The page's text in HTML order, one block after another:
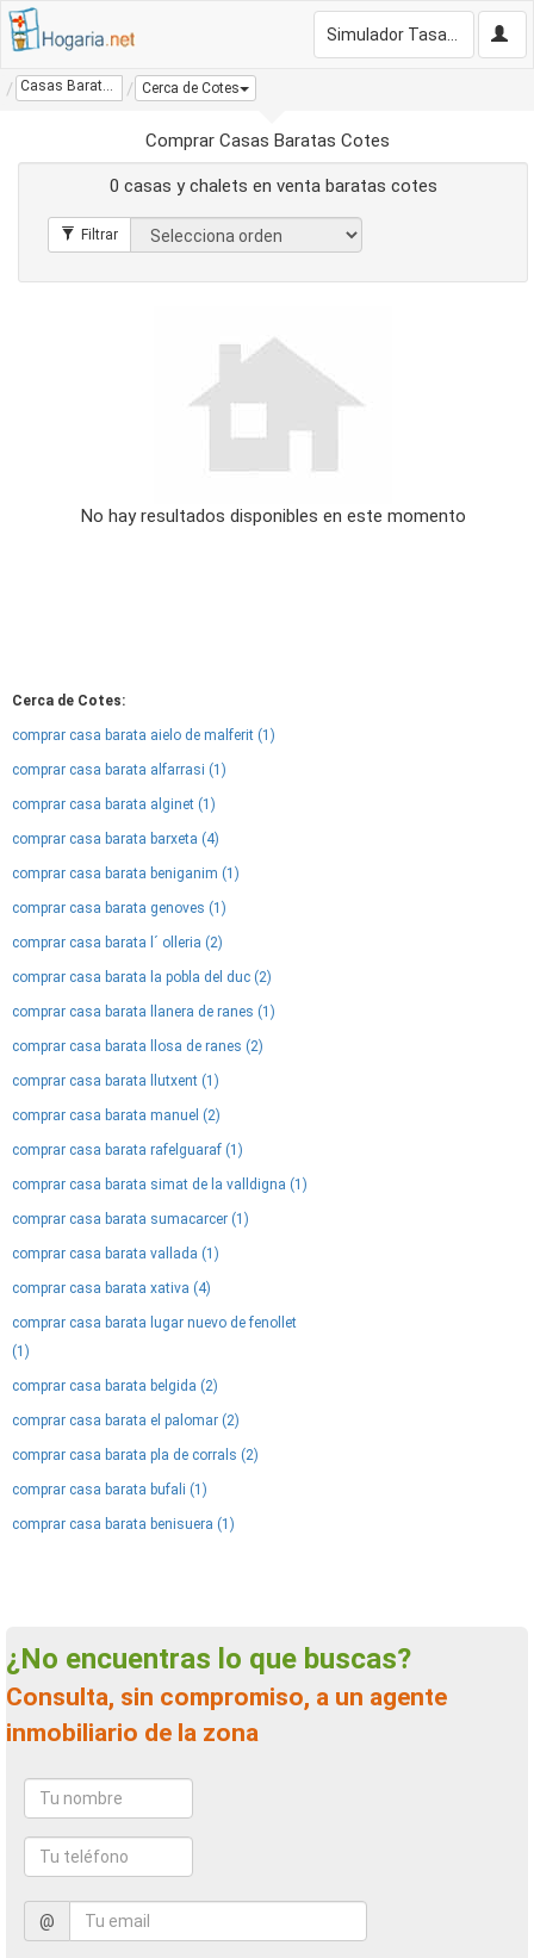
Casas Baratas Cotes Cerca de Cotes
Comprar Casas Baratas Cotes
0 casas y chalets en venta baratas cotes
No hay resultados disponibles en este momento
Cerca de Cotes:
comprar casa barata aielo de malferit (1)
comprar casa barata alfarrasi (1)
comprar casa barata alginet (1)
comprar casa barata barxeta (4)
comprar casa barata beniganim (1)
comprar casa barata genoves (1)
comprar casa barata l´ olleria (2)
comprar casa barata la pobla del duc (2)
comprar casa barata llanera de ranes (1)
comprar casa barata llosa de ranes (2)
comprar casa barata llutxent (1)
comprar casa barata manuel (2)
comprar casa barata rafelguaraf (1)
comprar casa barata simat de la valldigna (1)
comprar casa barata sumacarcer (1)
comprar casa barata vallada (1)
comprar casa barata xativa (4)
comprar casa barata lugar nuevo de fenollet
(1)
comprar casa barata belgida (2)
comprar casa barata el palomar (2)
comprar casa barata pla de corrals (2)
comprar casa barata bufali (1)
comprar casa barata benisuera (1)
¿No encuentras lo que buscas?
Consulta, sin compromiso, a un agente
inmobiliario de la zona
@